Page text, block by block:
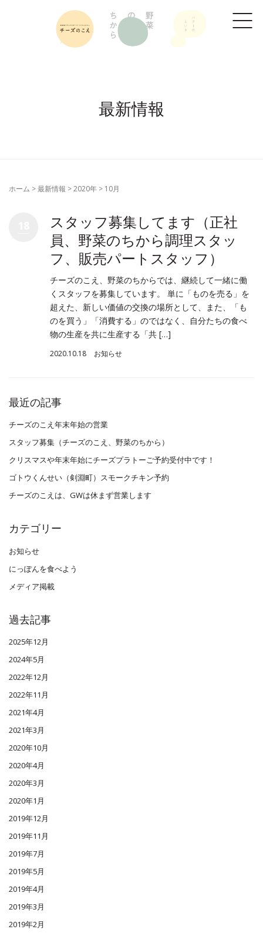
最新情報
ホーム >最新情報 >2020年 > 10月
スタッフ募集してます（正社
員、野菜のちから調理スタッ
フ、販売パートスタッフ）
チーズのこえ、野菜のちからでは、継続して一緒に働
くスタッフを募集しています。 単に「ものを売る」を
超えた、新しい価値の交換の場所として、また、「も
のを買う」「消費する」のではなく、自分たちの食べ
物の生産を共に生産する「共 […]
2020.10.18 お知らせ
最近の記事
チーズのこえ年末年始の営業
スタッフ募集（チーズのこえ、野菜のちから）
クリスマスや年末年始にチーズプラトーご予約受付中です！
ゴトウくんせい（剣淵町）スモークチキン予約
チーズのこえは、GWは休まず営業します
カテゴリー
お知らせ
にっぽんを食べよう
メディア掲載
過去記事
2025年12月
2024年5月
2022年12月
2022年11月
2021年4月
2021年3月
2020年10月
2020年4月
2020年3月
2020年1月
2019年12月
2019年11月
2019年7月
2019年5月
2019年4月
2019年3月
2019年2月